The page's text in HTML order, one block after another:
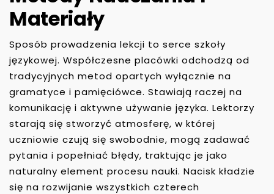
Materiały
Sposób prowadzenia lekcji to serce szkoły
językowej. Współczesne placówki odchodzą od
tradycyjnych metod opartych wyłącznie na
gramatyce i pamięciówce. Stawiają raczej na
komunikację i aktywne używanie języka. Lektorzy
starają się stworzyć atmosferę, w której
uczniowie czują się swobodnie, mogą zadawać
pytania i popełniać błędy, traktując je jako
naturalny element procesu nauki. Nacisk kładzie
się na rozwijanie wszystkich czterech